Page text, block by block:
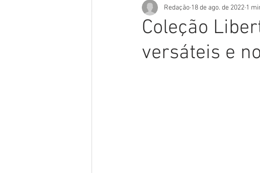
Coleção
versáteis e
Redação 18 de ago. de 2022 1